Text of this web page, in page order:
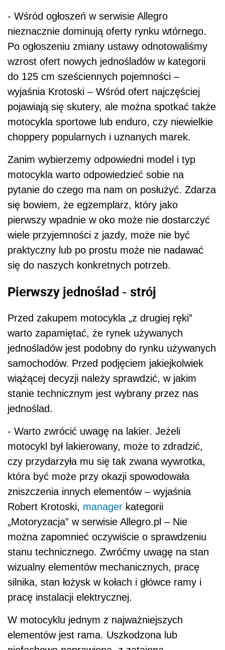
- Wśród ogłoszeń w serwisie Allegro
nieznacznie dominują oferty rynku wtórnego.
Po ogłoszeniu zmiany ustawy odnotowaliśmy
wzrost ofert nowych jednośladów w kategorii
do 125 cm sześciennych pojemności –
wyjaśnia Krotoski – Wśród ofert najczęściej
pojawiają się skutery, ale można spotkać także
motocykla sportowe lub enduro, czy niewielkie
choppery popularnych i uznanych marek.
Zanim wybierzemy odpowiedni model i typ
motocykla warto odpowiedzieć sobie na
pytanie do czego ma nam on posłużyć. Zdarza
się bowiem, że egzemplarz, który jako
pierwszy wpadnie w oko może nie dostarczyć
wiele przyjemności z jazdy, może nie być
praktyczny lub po prostu może nie nadawać
się do naszych konkretnych potrzeb.
Pierwszy jednoślad - strój
Przed zakupem motocykla „z drugiej ręki”
warto zapamiętać, że rynek używanych
jednośladów jest podobny do rynku używanych
samochodów. Przed podjęciem jakiejkolwiek
wiążącej decyzji należy sprawdzić, w jakim
stanie technicznym jest wybrany przez nas
jednoślad.
- Warto zwrócić uwagę na lakier. Jeżeli
motocykl był lakierowany, może to zdradzić,
czy przydarzyła mu się tak zwana wywrotka,
która być może przy okazji spowodowała
zniszczenia innych elementów – wyjaśnia
Robert Krotoski, manager kategorii
„Motoryzacja” w serwisie Allegro.pl – Nie
można zapomnieć oczywiście o sprawdzeniu
stanu technicznego. Zwróćmy uwagę na stan
wizualny elementów mechanicznych, pracę
silnika, stan łożysk w kołach i główce ramy i
pracę instalacji elektrycznej.
W motocyklu jednym z najważniejszych
elementów jest rama. Uszkodzona lub